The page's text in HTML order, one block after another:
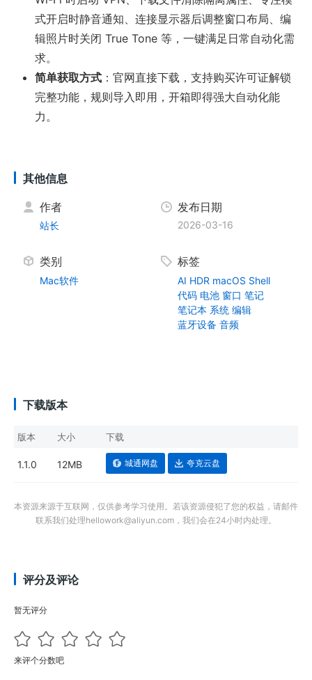
式开启时静音通知、连接显示器后调整窗口布局、编
辑照片时关闭 True Tone 等，一键满足日常自动化需
求。
简单获取方式 ：官网直接下载，支持购买许可证解锁
完整功能，规则导入即用，开箱即得强大自动化能
力。
其他信息
作者
站长
发布日期
2026-03-16
类别
Mac软件
标签
AI HDR macOS Shell
代码 电池 窗口 笔记
笔记本 系统 编辑
蓝牙设备 音频
下载版本
版本 大小 下载
1.1.0 12MB 城通网盘 夸克云盘
本资源来源于互联网，仅供参考学习使用。若该资源侵犯了您的权益，请邮件
联系我们处理hellowork@aliyun.com，我们会在24小时内处理。
评分及评论
暂无评分
来评个分数吧